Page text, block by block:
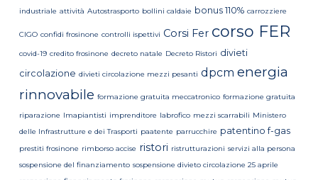
industriale attività Autostrasporto bollini caldaie bonus 110% carrozziere
CIGO confidi frosinone controlli ispettivi Corsi Fer corso FER
covid-19 credito frosinone decreto natale Decreto Ristori divieti
circolazione divieti circolazione mezzi pesanti dpcm energia
rinnovabile formazione gratuita meccatronico formazione gratuita
riparazione Imapiantisti imprenditore labrofico mezzi scarrabili Ministero
delle Infrastrutture e dei Trasporti paatente parrucchire patentino f-gas
prestiti frosinone rimborso accise ristori ristrutturazioni servizi alla persona
sospensione del finanziamento sospensione divieto circolazione 25 aprile